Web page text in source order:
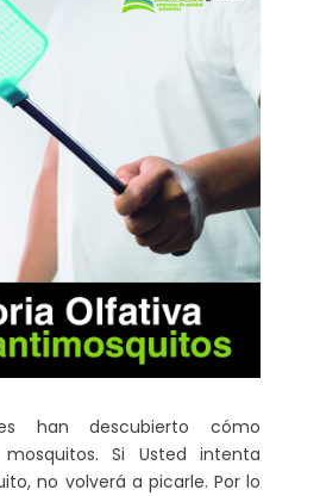
han descubierto cómo
Si Usted intenta
no volverá a picarle. Por lo